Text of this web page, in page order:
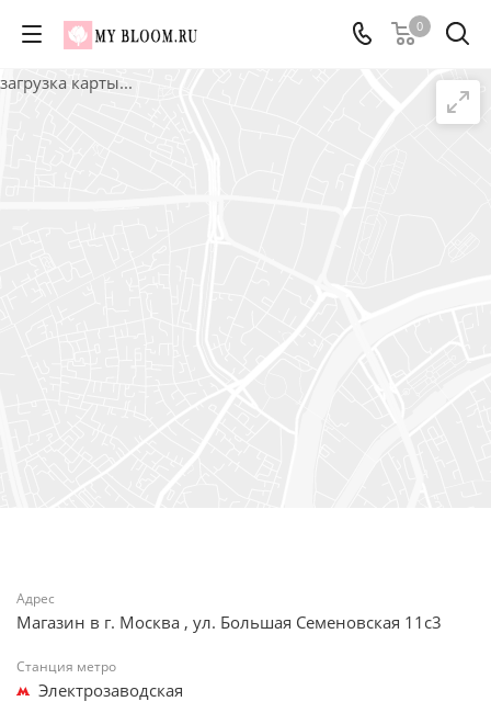
0
загрузка карты...
Адрес
Магазин в г. Москва , ул. Большая Семеновская 11с3
Станция метро
Электрозаводская